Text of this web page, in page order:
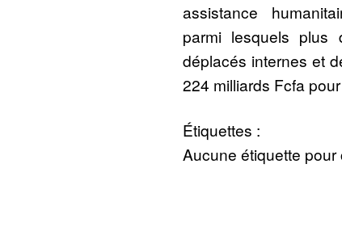
assistance
parmi lesquels
déplacés internes et
224 milliards Fcfa
Étiquettes :
Aucune étiquette pour